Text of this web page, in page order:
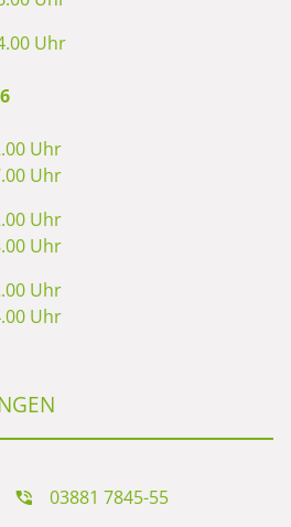
Uhr
Uhr
Uhr
Uhr
Uhr
Uhr
Uhr
03881 7845-55